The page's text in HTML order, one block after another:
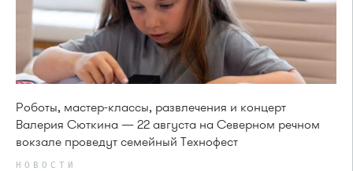
Роботы, мастер-классы, развлечения и концерт
Валерия Сюткина — 22 августа на Северном речном
вокзале проведут семейный Технофест
НОВОСТИ